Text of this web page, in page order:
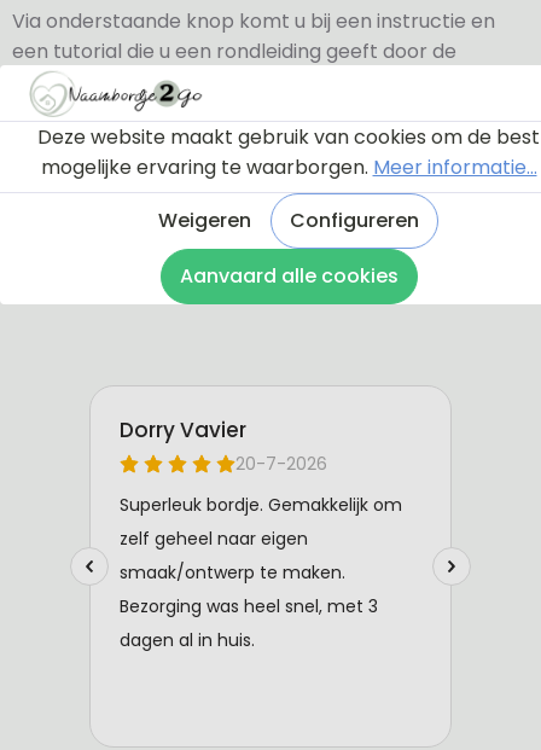
Via onderstaande knop komt u bij een instructie en
een tutorial die u een rondleiding geeft door de
ontwerptool. Hierdoor weet u precies hoe u zelf uw
naambordje helemaal kunt aanpassen en naar uw
eigen smaak kunt ontwerpen.
Deze website maakt gebruik van cookies om de best
mogelijke ervaring te waarborgen. Meer informatie...
Weigeren
Configureren
Aanvaard alle cookies